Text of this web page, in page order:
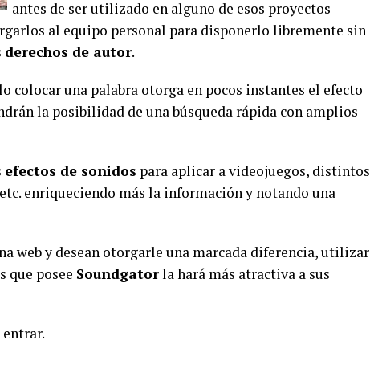
antes de ser utilizado en alguno de esos proyectos
al equipo personal para disponerlo libremente sin
derechos de autor.
colocar una palabra otorga en pocos instantes el efecto
la posibilidad de una búsqueda rápida con amplios
efectos de sonidos para aplicar avideojuegos, distintos
enriqueciendo más la información y notando una
weby desean otorgarle una marcada diferencia, utilizar
que posee Soundgatorla hará más atractiva a sus
entrar.